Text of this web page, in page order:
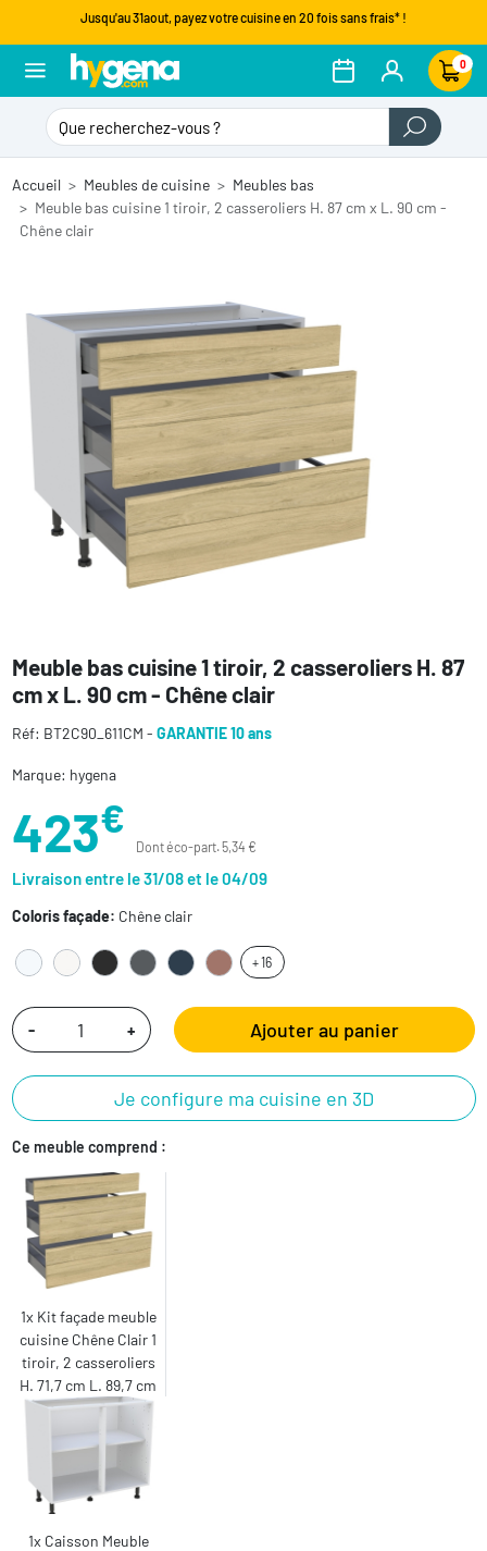
Jusqu'au 31aout, payez votre cuisine en 20 fois sans frais* !
0
Accueil Meubles de cuisine
Meubles bas
Meuble bas cuisine 1 tiroir, 2 casseroliers H. 87 cm x L. 90 cm -
Chêne clair
Meuble bas cuisine 1 tiroir, 2 casseroliers H. 87
cm x L. 90 cm - Chêne clair
Réf: BT2C90_611CM - GARANTIE 10 ans
Marque: hygena
423€
Dont éco-part. 5,34 €
Livraison entre le 31/08 et le 04/09
Coloris façade: Chêne clair
+ 16
- + Ajouter au panier
Je configure ma cuisine en 3D
Ce meuble comprend :
1x Kit façade meuble
cuisine Chêne Clair 1
tiroir, 2 casseroliers
H. 71,7 cm L. 89,7 cm
1x Caisson Meuble